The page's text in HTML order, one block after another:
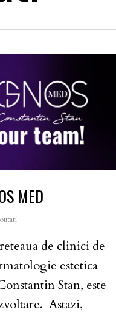
MED
de clinici de
estetica
Stan, este
Astazi,